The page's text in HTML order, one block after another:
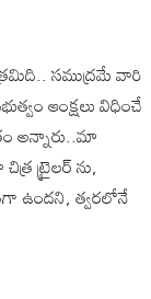
సముద్రమే వారి
ఆంక్షలు విధించే
అన్నారు..మా
ట్రైలర్ ను,
ఉందని, త్వరలోనే